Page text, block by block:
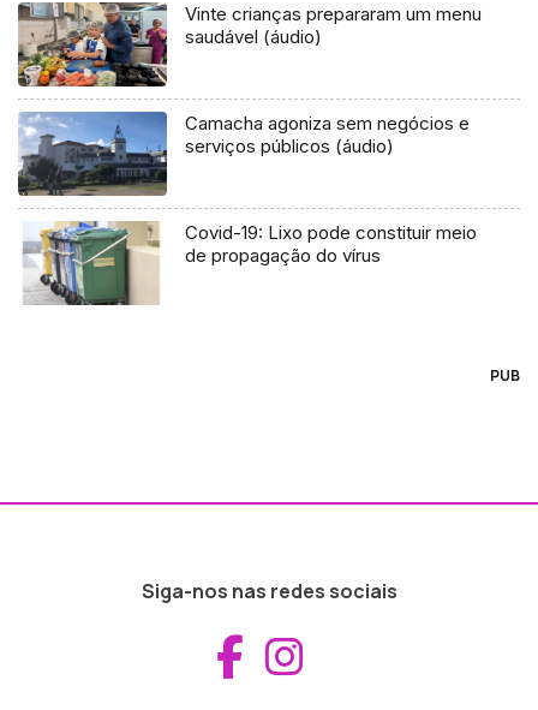
Vinte crianças prepararam um menu
saudável (áudio)
Camacha agoniza sem negócios e
serviços públicos (áudio)
Covid-19: Lixo pode constituir meio
de propagação do vírus
PUB
Siga-nos nas redes sociais
Aceder ao